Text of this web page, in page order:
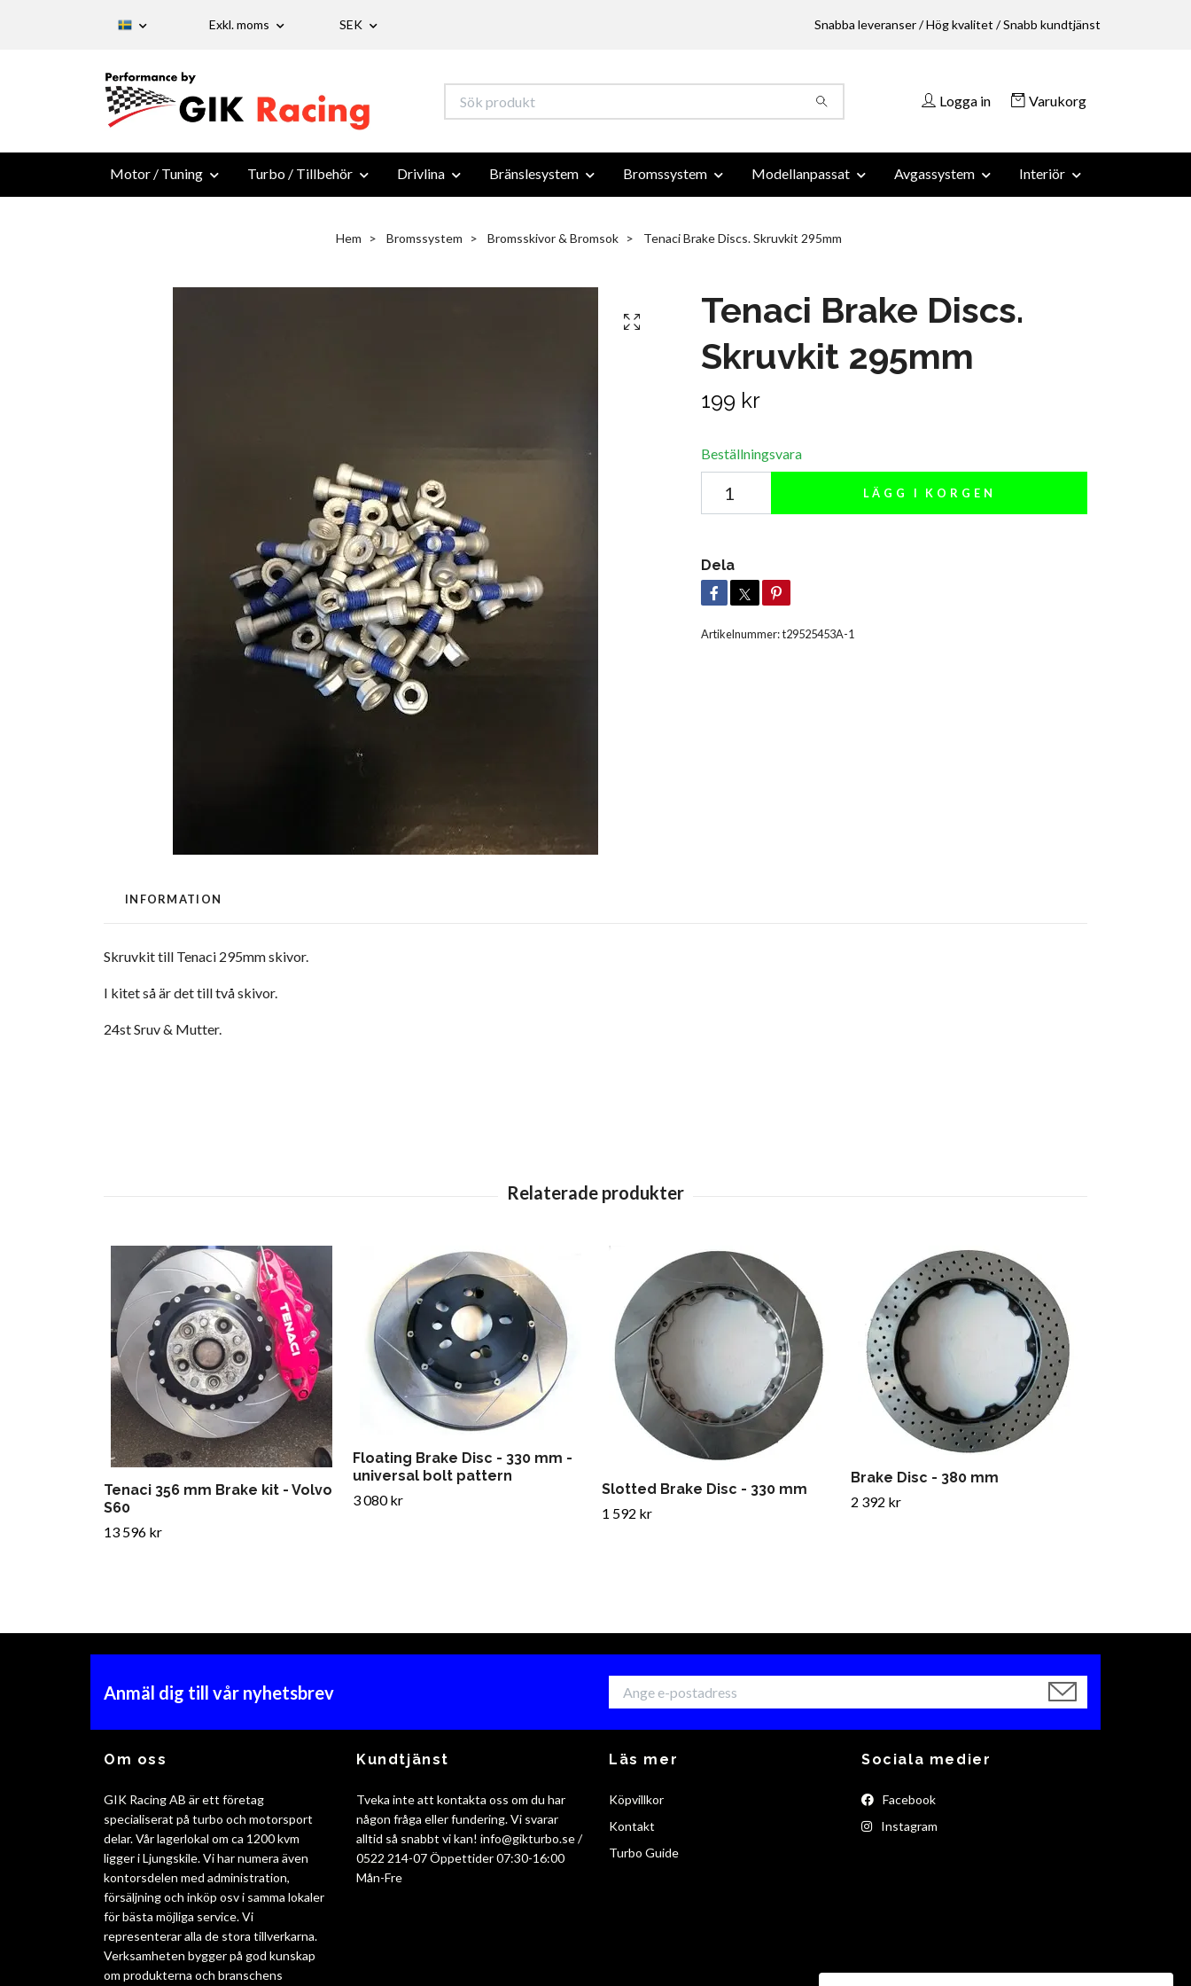
Exkl. moms SEK Snabba leveranser / Hög kvalitet / Snabb kundtjänst
Logga in Varukorg
Motor / Tuning Turbo / Tillbehör Drivlina Bränslesystem Bromssystem Modellanpassat Avgassystem Interiör
Hem Bromssystem Bromsskivor & Bromsok Tenaci Brake Discs. Skruvkit 295mm
Tenaci Brake Discs.
Skruvkit 295mm
199 kr
Beställningsvara
LÄGG I KORGEN
Dela
Artikelnummer:t29525453A-1
INFORMATION
Skruvkit till Tenaci 295mm skivor.
I kitet så är det till två skivor.
24st Sruv & Mutter.
Tenaci 356 mm Brake kit - Volvo
S60
13 596 kr
Floating Brake Disc - 330 mm -
universal bolt pattern
3 080 kr
Slotted Brake Disc - 330 mm
1 592 kr
Brake Disc - 380 mm
2 392 kr
Anmäl dig till vår nyhetsbrev
Om oss
GIK Racing AB är ett företag
specialiserat på turbo och motorsport
delar. Vår lagerlokal om ca 1200 kvm
ligger i Ljungskile. Vi har numera även
kontorsdelen med administration,
försäljning och inköp osv i samma lokaler
för bästa möjliga service. Vi
representerar alla de stora tillverkarna.
Verksamheten bygger på god kunskap
om produkterna och branschens
Kundtjänst
Tveka inte att kontakta oss om du har
någon fråga eller fundering. Vi svarar
alltid så snabbt vi kan! info@gikturbo.se/
0522 214-07 Öppettider 07:30-16:00
Mån-Fre
Läs mer
Köpvillkor
Kontakt
Turbo Guide
Sociala medier
Facebook
Instagram